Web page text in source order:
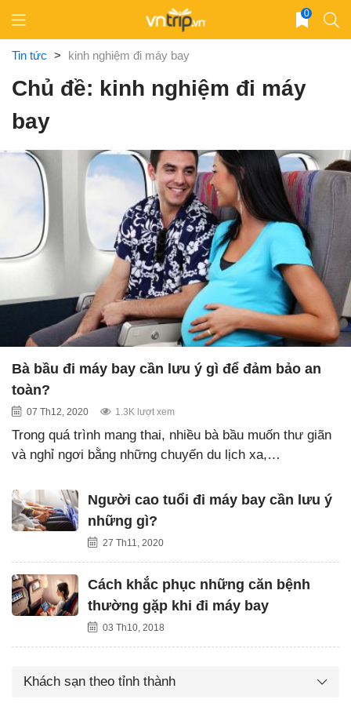
content
0
Tin tức > kinh nghiệm đi máy bay
Chủ đề: kinh nghiệm đi máy
bay
Bà bầu đi máy bay cần lưu ý gì để đảm bảo an
toàn?
07 Th12, 2020 1.3K lượt xem
Trong quá trình mang thai, nhiều bà bầu muốn thư giãn
và nghỉ ngơi bằng những chuyến du lịch xa,…
Người cao tuổi đi máy bay cần lưu ý
những gì?
27 Th11, 2020
Cách khắc phục những căn bệnh
thường gặp khi đi máy bay
03 Th10, 2018
Khách sạn theo tỉnh thành